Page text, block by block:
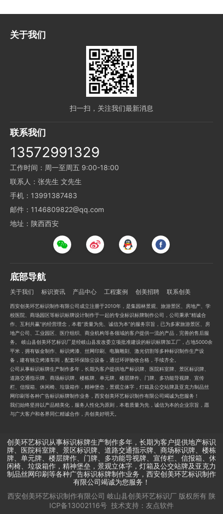
关于我们
扫一扫，关注我们最新消息
联系我们
13572991329
工作时间：周一至周五 9:00-18:00
联系人：张先生 文先生
手机：13991387483
邮件：1146809822@qq.com
地址：陕西西安
底部导航
关于我们 标识资讯 产品中心 工程案例 创美招聘 联系创美
西安创美环艺标识制作有限公司成立注册于2010年，是集园林景观、旅游景区、房地产、学
校医院、商场园区等标识标牌设计制作于一起的专业标识标牌制作公司，公司秉承“精诚合
作、互利共赢”的经营理念，本着“质量为先、诚信为本”的服务宗旨，已为多家旅游景区、房
地产公司、工业园区、医疗组织、商业机构等各领域的客户提供一流的产品，完善的售后服
务。 岐山县创美环艺标识厂是经岐山县发改委立项批准建设的标识标牌加工厂，占地5000余
平米，拥有钣金制作、标识烤漆、丝网印刷、电脑雕刻、激光切割等多种标识制作生产设
备，建有独立烤漆车间，配套环保除尘设备，通过环评验收合格，手续齐全。
公司从事标识标牌生产制作多年，长期为客户提供地产标识牌、医院科室牌、景区标识牌、
道路交通指示牌、商场标识牌、楼栋牌、单元牌、楼层牌作、门牌、多功能导视牌、宣传
栏、信报箱、休闲椅、垃圾箱作，精神堡垒，景观立体字，灯箱及公交站牌及亚克力制品丝
网印刷等各种广告标识标牌制作业务，西安创美环艺标识制作有限公司竭诚为您服务！
我们始终坚持以产品精美化，服务人性化为原则，本着质量为先，诚信为本的企业宗旨，愿
与广大客户和各界同仁精诚合作，共创美好明天。
创美环艺标识从事标识标牌生产制作多年，长期为客户提供地产标识
牌、医院科室牌、景区标识牌、道路交通指示牌、商场标识牌、楼栋
牌、单元牌、楼层牌作、门牌、多功能导视牌、宣传栏、信报箱、休
闲椅、垃圾箱作，精神堡垒，景观立体字，灯箱及公交站牌及亚克力
制品丝网印刷等各种广告标识标牌制作业务，西安创美环艺标识制作
有限公司竭诚为您服务！
西安创美环艺标识制作有限公司 岐山县创美环艺标识厂 版权所有 陕
ICP备13002116号 技术支持： 友点软件